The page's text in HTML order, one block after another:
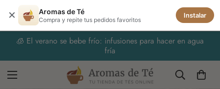
✕ Aromas de Té
Compra y repite tus pedidos favoritos
Instalar
🧊 El verano se bebe frío: infusiones para hacer en agua
fría